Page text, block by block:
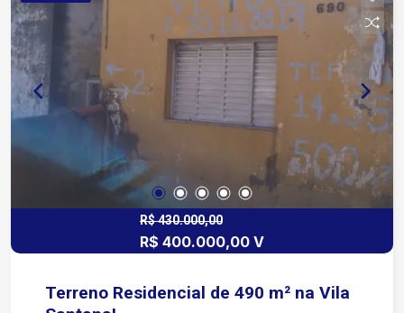
minutos da Avenida Pereira da Silva 6 minutos da
Avenida Dom Aguirre e da Itavuvu Condomínio
com completa infraestrutura de lazer e segurança
Portaria 24 horas Piscina Quadra esportiva Salão
de festas Playground Espaço gourmet Áreas
verdes e rampas de acesso
R$ 430.000,00
R$ 400.000,00 V
Terreno Residencial de 490 m² na Vila